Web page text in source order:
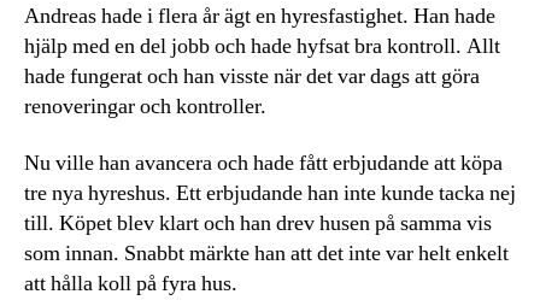
Andreas hade i flera år ägt en hyresfastighet. Han hade
hjälp med en del jobb och hade hyfsat bra kontroll. Allt
hade fungerat och han visste när det var dags att göra
renoveringar och kontroller.
Nu ville han avancera och hade fått erbjudande att köpa
tre nya hyreshus. Ett erbjudande han inte kunde tacka nej
till. Köpet blev klart och han drev husen på samma vis
som innan. Snabbt märkte han att det inte var helt enkelt
att hålla koll på fyra hus.